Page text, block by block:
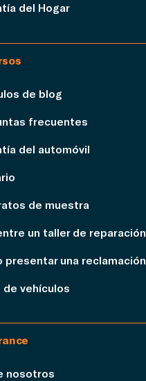
del Hogar
de blog
frecuentes
del automóvil
de muestra
un taller de reparación
presentar una reclamación
de vehículos
nosotros